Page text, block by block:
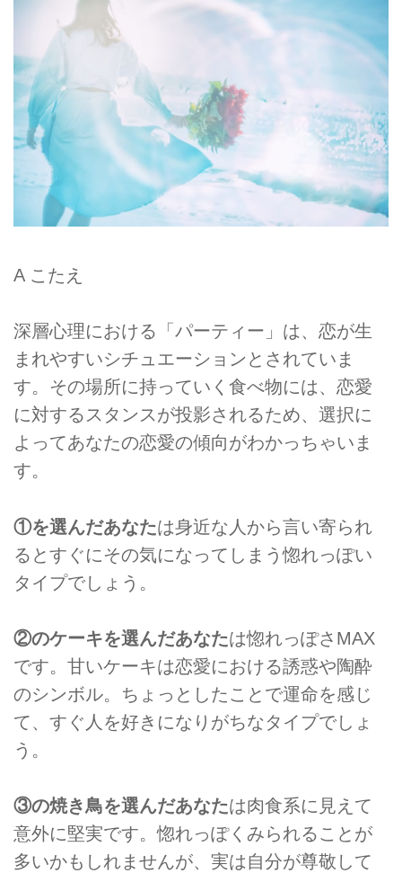
A こたえ
深層心理における「パーティー」は、恋が生
まれやすいシチュエーションとされていま
す。その場所に持っていく食べ物には、恋愛
に対するスタンスが投影されるため、選択に
よってあなたの恋愛の傾向がわかっちゃいま
す。
①を選んだあなたは身近な人から言い寄られ
るとすぐにその気になってしまう惚れっぽい
タイプでしょう。
②のケーキを選んだあなたは惚れっぽさMAX
です。甘いケーキは恋愛における誘惑や陶酔
のシンボル。ちょっとしたことで運命を感じ
て、すぐ人を好きになりがちなタイプでしょ
う。
③の焼き鳥を選んだあなたは肉食系に見えて
意外に堅実です。惚れっぽくみられることが
多いかもしれませんが、実は自分が尊敬して